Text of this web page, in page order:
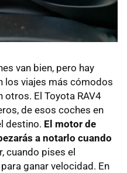
van bien, pero hay
los viajes más cómodos
otros. El Toyota RAV4
de esos coches en
destino. El motor de
a notarlo cuando
cuando pises el
ganar velocidad. En